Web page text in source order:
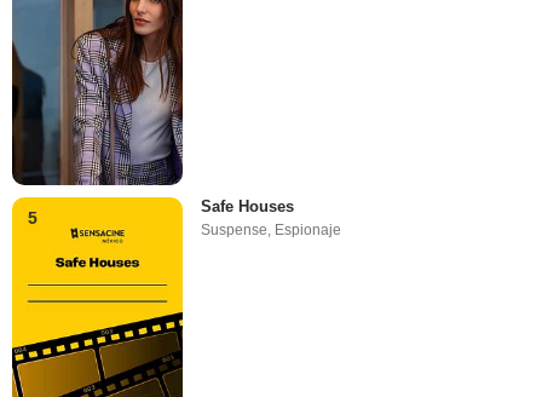
5
Safe Houses
Suspense, Espionaje